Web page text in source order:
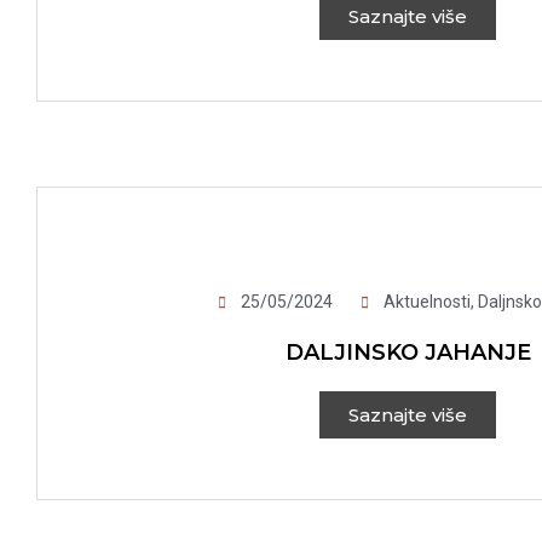
Saznajte više
25/05/2024 Aktuelnosti,
DALJINSKO JAHANJE
Saznajte više